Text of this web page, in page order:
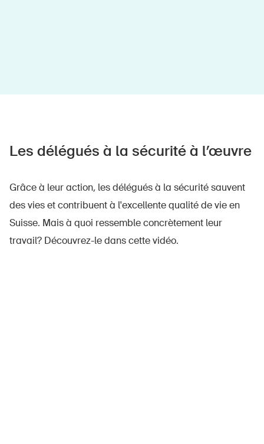
Les délégués à la sécurité à l’œuvre
Grâce à leur action, les délégués à la sécurité sauvent
des vies et contribuent à l'excellente qualité de vie en
Suisse. Mais à quoi ressemble concrètement leur
travail? Découvrez-le dans cette vidéo.